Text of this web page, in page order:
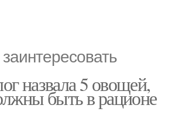
назвала 5 овощей,
быть в рационе